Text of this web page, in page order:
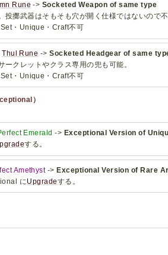
Rune -> Socketed Weapon of same type
投擲武器はそもそも穴が開く仕様ではないので
・Unique・Craft不可
Thul Rune ->Socketed Headgear of same
クレットやクラス専用の兜も可能。
・Unique・Craft不可
）
Emerald -> Exceptional Version of
する。
Amethyst-> Exceptional Version of Rare
にUpgradeする。